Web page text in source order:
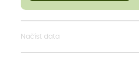
Načíst data